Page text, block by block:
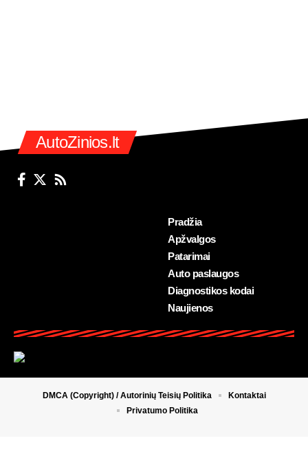
AutoZinios.lt
Pradžia
Apžvalgos
Patarimai
Auto paslaugos
Diagnostikos kodai
Naujienos
DMCA (Copyright) / Autorinių Teisių Politika
Kontaktai
Privatumo Politika